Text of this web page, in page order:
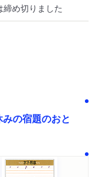
め切りました
の宿題のおと